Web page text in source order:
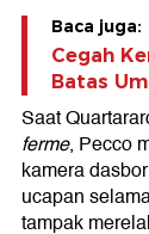
Baca juga:
Cegah
Batas
Saat
ferme, Pecco
kamera
ucapan
tampak